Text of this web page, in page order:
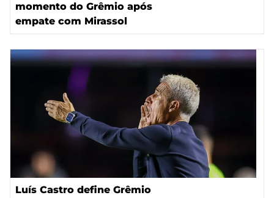
momento do Grêmio após
empate com Mirassol
Luís Castro define Grêmio